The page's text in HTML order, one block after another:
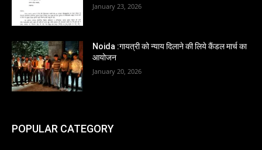
January 23, 2026
Noida :गायत्री को न्याय दिलाने की लिये कैंडल मार्च का
आयोजन
January 20, 2026
POPULAR CATEGORY